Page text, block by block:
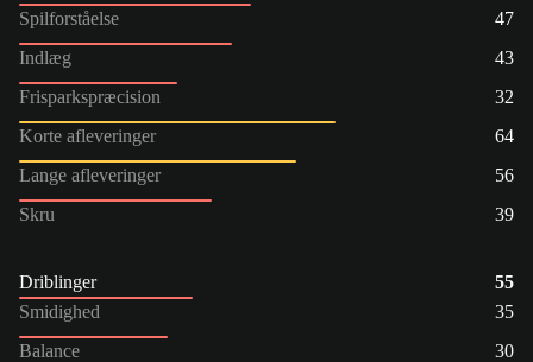
Spilforståelse
47
Indlæg
43
Frisparkspræcision
32
Korte afleveringer
64
Lange afleveringer
56
Skru
39
Driblinger
55
Smidighed
35
Balance
30